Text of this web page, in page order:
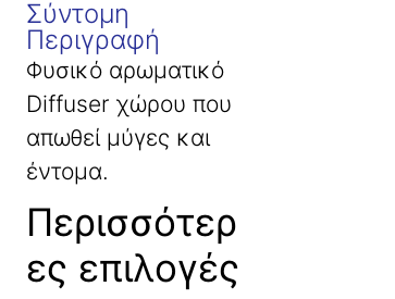
Σύντομη
Περιγραφή
Φυσικό αρωματικό
Diffuser χώρου που
απωθεί μύγες και
έντομα.
Περισσότερ
ες επιλογές